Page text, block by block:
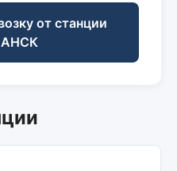
от станции